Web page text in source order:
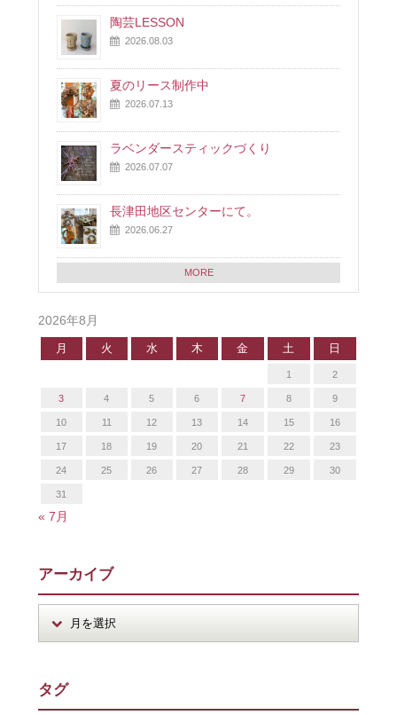
陶芸LESSON
2026.08.03
夏のリース制作中
2026.07.13
ラベンダースティックづくり
2026.07.07
長津田地区センターにて。
2026.06.27
MORE
2026年8月
月 火 水 木 金 土 日
1 2
3 4 5 6 7 8 9
10 11 12 13 14 15 16
17 18 19 20 21 22 23
24 25 26 27 28 29 30
31
« 7月
アーカイブ
タグ